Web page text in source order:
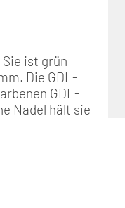
ist grün
Die GDL-
GDL-
Nadel hält sie